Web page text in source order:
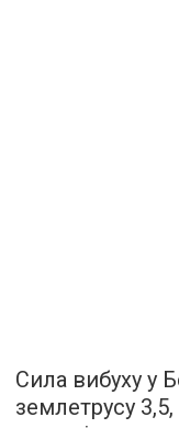
Сила вибуху у
землетрусу